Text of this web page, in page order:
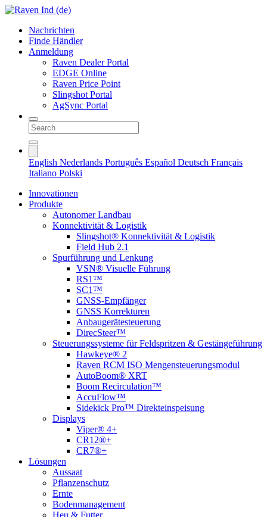
Nachrichten
Finde Händler
Anmeldung
Raven Dealer Portal
EDGE Online
Raven Price Point
Slingshot Portal
AgSync Portal
English Nederlands Português Español Deutsch Français
Italiano Polski
Innovationen
Produkte
Autonomer Landbau
Konnektivität & Logistik
Slingshot® Konnektivität & Logistik
Field Hub 2.1
Spurführung und Lenkung
VSN® Visuelle Führung
RS1™
SC1™
GNSS-Empfänger
GNSS Korrekturen
Anbaugerätesteuerung
DirecSteer™
Steuerungssysteme für Feldspritzen & Gestängeführung
Hawkeye® 2
Raven RCM ISO Mengensteuerungsmodul
AutoBoom® XRT
Boom Recirculation™
AccuFlow™
Sidekick Pro™ Direkteinspeisung
Displays
Viper® 4+
CR12®+
CR7®+
Lösungen
Aussaat
Pflanzenschutz
Ernte
Bodenmanagement
Heu & Futter